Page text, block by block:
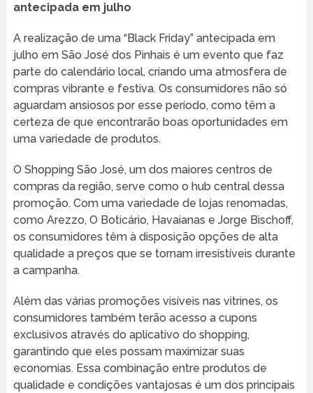
antecipada em julho
A realização de uma “Black Friday” antecipada em
julho em São José dos Pinhais é um evento que faz
parte do calendário local, criando uma atmosfera de
compras vibrante e festiva. Os consumidores não só
aguardam ansiosos por esse período, como têm a
certeza de que encontrarão boas oportunidades em
uma variedade de produtos.
O Shopping São José, um dos maiores centros de
compras da região, serve como o hub central dessa
promoção. Com uma variedade de lojas renomadas,
como Arezzo, O Boticário, Havaianas e Jorge Bischoff,
os consumidores têm à disposição opções de alta
qualidade a preços que se tornam irresistíveis durante
a campanha.
Além das várias promoções visíveis nas vitrines, os
consumidores também terão acesso a cupons
exclusivos através do aplicativo do shopping,
garantindo que eles possam maximizar suas
economias. Essa combinação entre produtos de
qualidade e condições vantajosas é um dos principais